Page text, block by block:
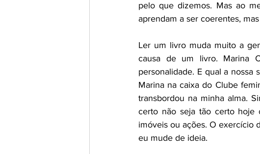
pelo que dizemos. Mas ao
aprendam a ser coerentes,
Ler um livro muda muito a
causa de um livro. Marina
personalidade. E qual a nossa
Marina na caixa do Clube
transbordou na minha alma.
certo não seja tão certo hoje
imóveis ou ações. O exercício
eu mude de ideia.